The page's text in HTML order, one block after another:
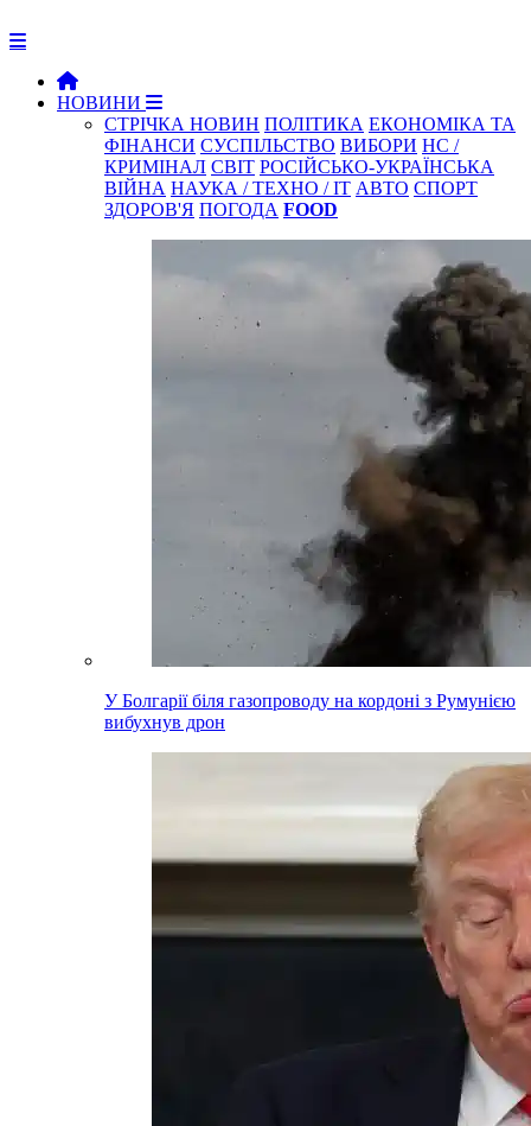
НОВИНИ
СТРІЧКА НОВИН ПОЛІТИКА ЕКОНОМІКА ТА
ФІНАНСИ СУСПІЛЬСТВО ВИБОРИ НС /
КРИМІНАЛ СВІТ РОСІЙСЬКО-УКРАЇНСЬКА
ВІЙНА НАУКА / ТЕХНО / IT АВТО СПОРТ
ЗДОРОВ'Я ПОГОДА FOOD
У Болгарії біля газопроводу на кордоні з Румунією
вибухнув дрон